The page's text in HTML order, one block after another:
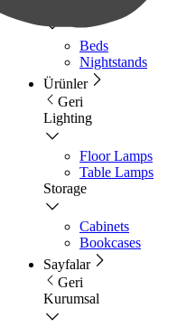
Beds
Nightstands
Ürünler
Geri
Lighting
Floor Lamps
Table Lamps
Storage
Cabinets
Bookcases
Sayfalar
Geri
Kurumsal